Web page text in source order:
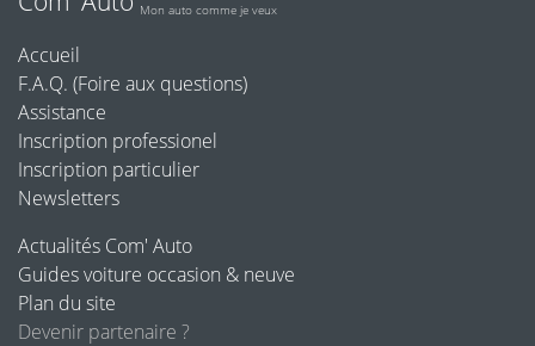
Mon auto comme je veux
Accueil
F.A.Q. (Foire aux questions)
Assistance
Inscription professionel
Inscription particulier
Newsletters
Actualités Com' Auto
Guides voiture occasion & neuve
Plan du site
Devenir partenaire ?